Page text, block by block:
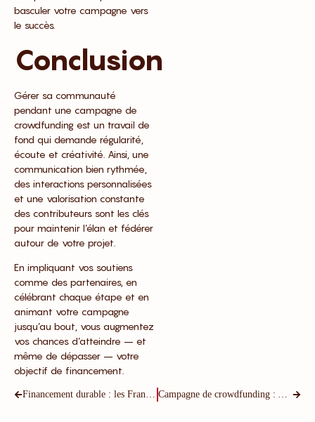
basculer votre campagne vers
le succès.
Conclusion
Gérer sa communauté
pendant une campagne de
crowdfunding est un travail de
fond qui demande régularité,
écoute et créativité. Ainsi, une
communication bien rythmée,
des interactions personnalisées
et une valorisation constante
des contributeurs sont les clés
pour maintenir l’élan et fédérer
autour de votre projet.
En impliquant vos soutiens
comme des partenaires, en
célébrant chaque étape et en
animant votre campagne
jusqu’au bout, vous augmentez
vos chances d’atteindre – et
même de dépasser – votre
objectif de financement.
Financement durable : les Français sont-ils prêts à investir autrement dans la transition énergétique ? Campagne de crowdfunding : Adapter sa stratégie en fonction des retours